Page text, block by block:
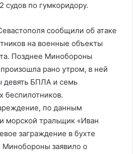
судов по гумкоридору.
сообщили об атаке
на военные объекты
Позднее Минобороны
рано утром, в ней
девять БПЛА и семь
беспилотников.
по данным
морской тральщик «Иван
заграждение в бухте
заявило о